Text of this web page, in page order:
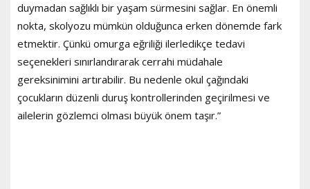
duymadan sağlıklı bir yaşam sürmesini sağlar. En önemli
nokta, skolyozu mümkün olduğunca erken dönemde fark
etmektir. Çünkü omurga eğriliği ilerledikçe tedavi
seçenekleri sınırlandırarak cerrahi müdahale
gereksinimini artırabilir. Bu nedenle okul çağındaki
çocukların düzenli duruş kontrollerinden geçirilmesi ve
ailelerin gözlemci olması büyük önem taşır.”